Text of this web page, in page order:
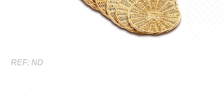
REF: ND